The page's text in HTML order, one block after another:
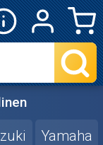
Yamaha